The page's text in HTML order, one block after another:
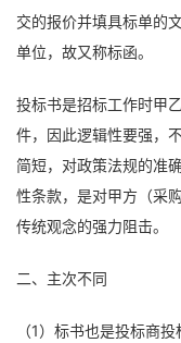
交的报价并填具标单的
单位，故又称标函。
投标书是招标工作时甲
件，因此逻辑性要强，
简短，对政策法规的准
性条款，是对甲方（采
传统观念的强力阻击。
二、主次不同
（1）标书也是投标商